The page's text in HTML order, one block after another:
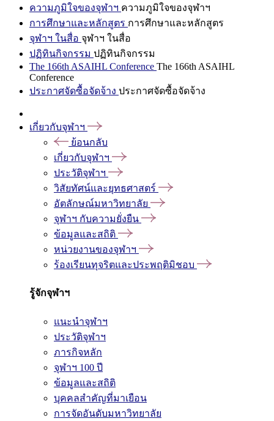
ความภูมิใจของจุฬาฯ ความภูมิใจของจุฬาฯ
การศึกษาและหลักสูตร การศึกษาและหลักสูตร
จุฬาฯ ในสื่อ จุฬาฯ ในสื่อ
ปฏิทินกิจกรรม ปฏิทินกิจกรรม
The 166th ASAIHL Conference The 166th ASAIHL
Conference
ประกาศจัดซื้อจัดจ้าง ประกาศจัดซื้อจัดจ้าง
เกี่ยวกับจุฬาฯ
ย้อนกลับ
เกี่ยวกับจุฬาฯ
ประวัติจุฬาฯ
วิสัยทัศน์และยุทธศาสตร์
อัตลักษณ์มหาวิทยาลัย
จุฬาฯ กับความยั่งยืน
ข้อมูลและสถิติ
หน่วยงานของจุฬาฯ
ร้องเรียนทุจริตและประพฤติมิชอบ
รู้จักจุฬาฯ
แนะนำจุฬาฯ
ประวัติจุฬาฯ
ภารกิจหลัก
จุฬาฯ 100 ปี
ข้อมูลและสถิติ
บุคคลสำคัญที่มาเยือน
การจัดอันดับมหาวิทยาลัย